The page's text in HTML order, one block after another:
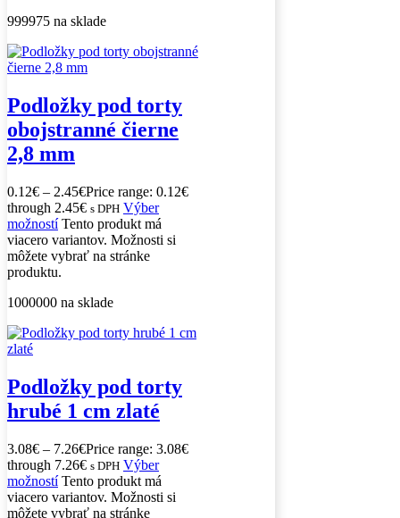
999975 na sklade
Podložky pod torty
obojstranné čierne
2,8 mm
0.12€ – 2.45€Price range: 0.12€
through 2.45€ s DPH Výber
možností Tento produkt má
viacero variantov. Možnosti si
môžete vybrať na stránke
produktu.
1000000 na sklade
Podložky pod torty
hrubé 1 cm zlaté
3.08€ – 7.26€Price range: 3.08€
through 7.26€ s DPH Výber
možností Tento produkt má
viacero variantov. Možnosti si
môžete vybrať na stránke